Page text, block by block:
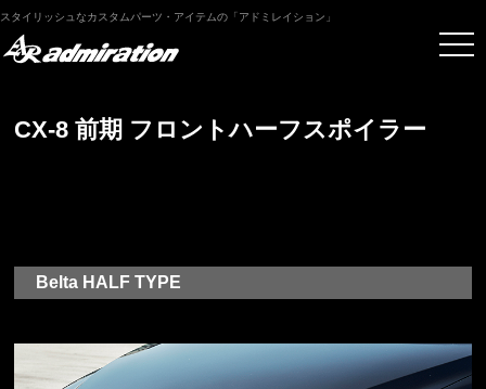
スタイリッシュなカスタムパーツ・アイテムの「アドミレイション」
CX-8 前期 フロントハーフスポイラー
Belta HALF TYPE